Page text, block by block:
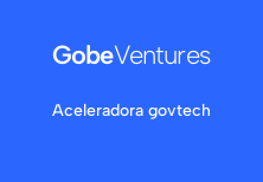
GobeVentures
Aceleradora govtech